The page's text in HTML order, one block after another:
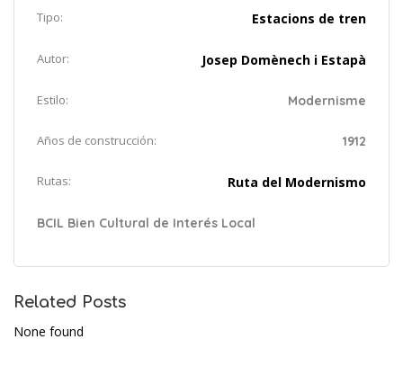
Tipo: Estacions de tren
Autor: Josep Domènech i Estapà
Estilo: Modernisme
Años de construcción: 1912
Rutas: Ruta del Modernismo
BCIL Bien Cultural de Interés Local
Related Posts
None found